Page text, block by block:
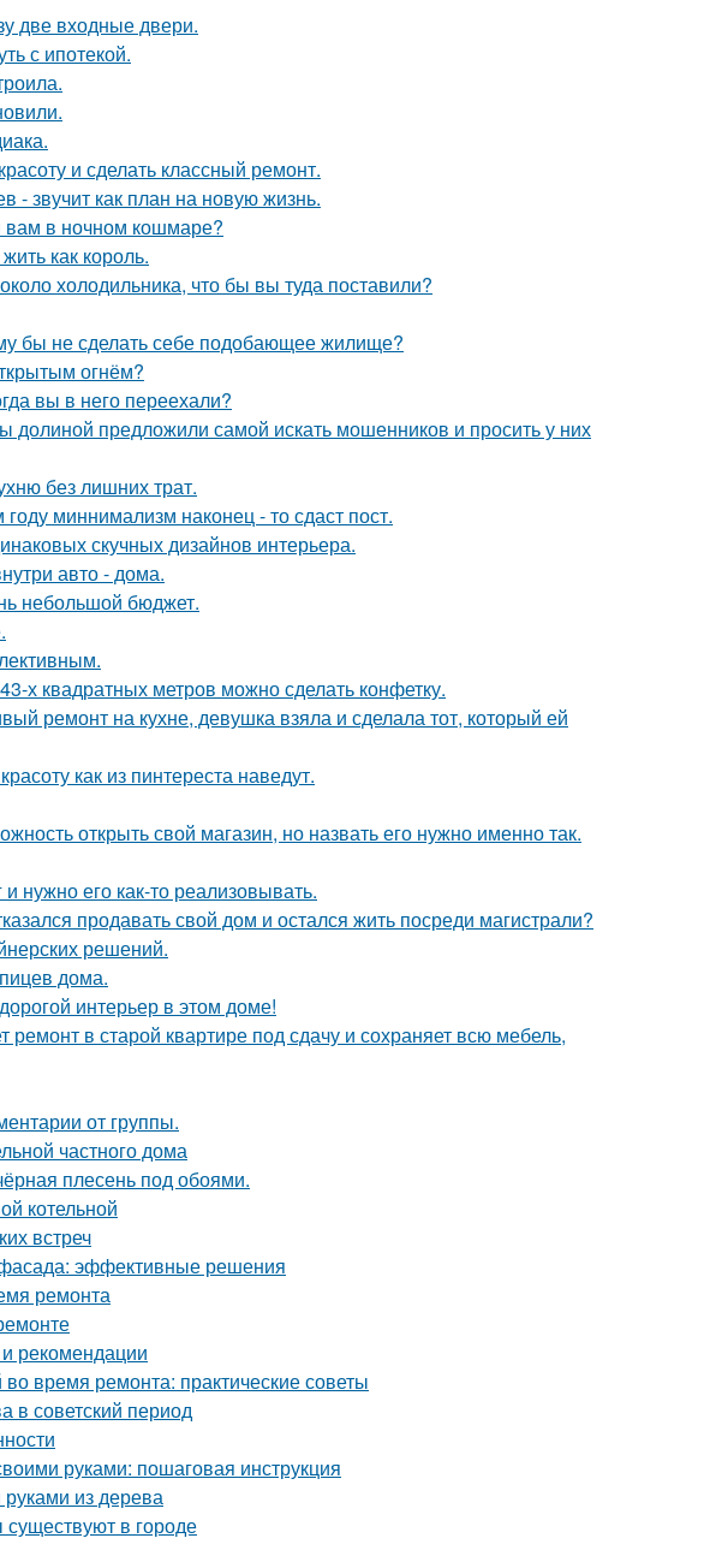
две входные двери.
с ипотекой.
и сделать классный ремонт.
- звучит как план на новую жизнь.
вам в ночном кошмаре?
как король.
холодильника, что бы вы туда поставили?
бы не сделать себе подобающее жилище?
огнём?
вы в него переехали?
долиной предложили самой искать мошенников и просить у них
без лишних трат.
миннимализм наконец - то сдаст пост.
скучных дизайнов интерьера.
авто - дома.
небольшой бюджет.
х квадратных метров можно сделать конфетку.
ремонт на кухне, девушка взяла и сделала тот, который ей
как из пинтереста наведут.
открыть свой магазин, но назвать его нужно именно так.
нужно его как-то реализовывать.
продавать свой дом и остался жить посреди магистрали?
решений.
дома.
интерьер в этом доме!
в старой квартире под сдачу и сохраняет всю мебель,
от группы.
частного дома
плесень под обоями.
котельной
встреч
эффективные решения
ремонта
рекомендации
время ремонта: практические советы
в советский период
руками: пошаговая инструкция
руками из дерева
в городе